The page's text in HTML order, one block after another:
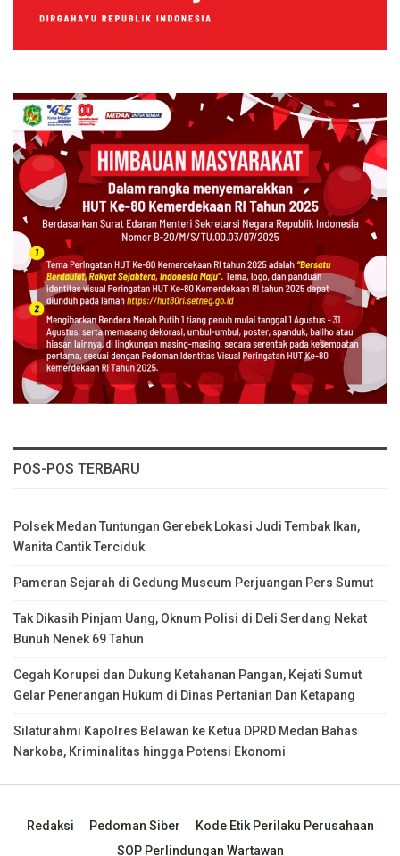
POS-POS TERBARU
Polsek Medan Tuntungan Gerebek Lokasi Judi Tembak Ikan,
Wanita Cantik Terciduk
Pameran Sejarah di Gedung Museum Perjuangan Pers Sumut
Tak Dikasih Pinjam Uang, Oknum Polisi di Deli Serdang Nekat
Bunuh Nenek 69 Tahun
Cegah Korupsi dan Dukung Ketahanan Pangan, Kejati Sumut
Gelar Penerangan Hukum di Dinas Pertanian Dan Ketapang
Silaturahmi Kapolres Belawan ke Ketua DPRD Medan Bahas
Narkoba, Kriminalitas hingga Potensi Ekonomi
Redaksi Pedoman Siber
Kode Etik Perilaku Perusahaan
SOP Perlindungan Wartawan